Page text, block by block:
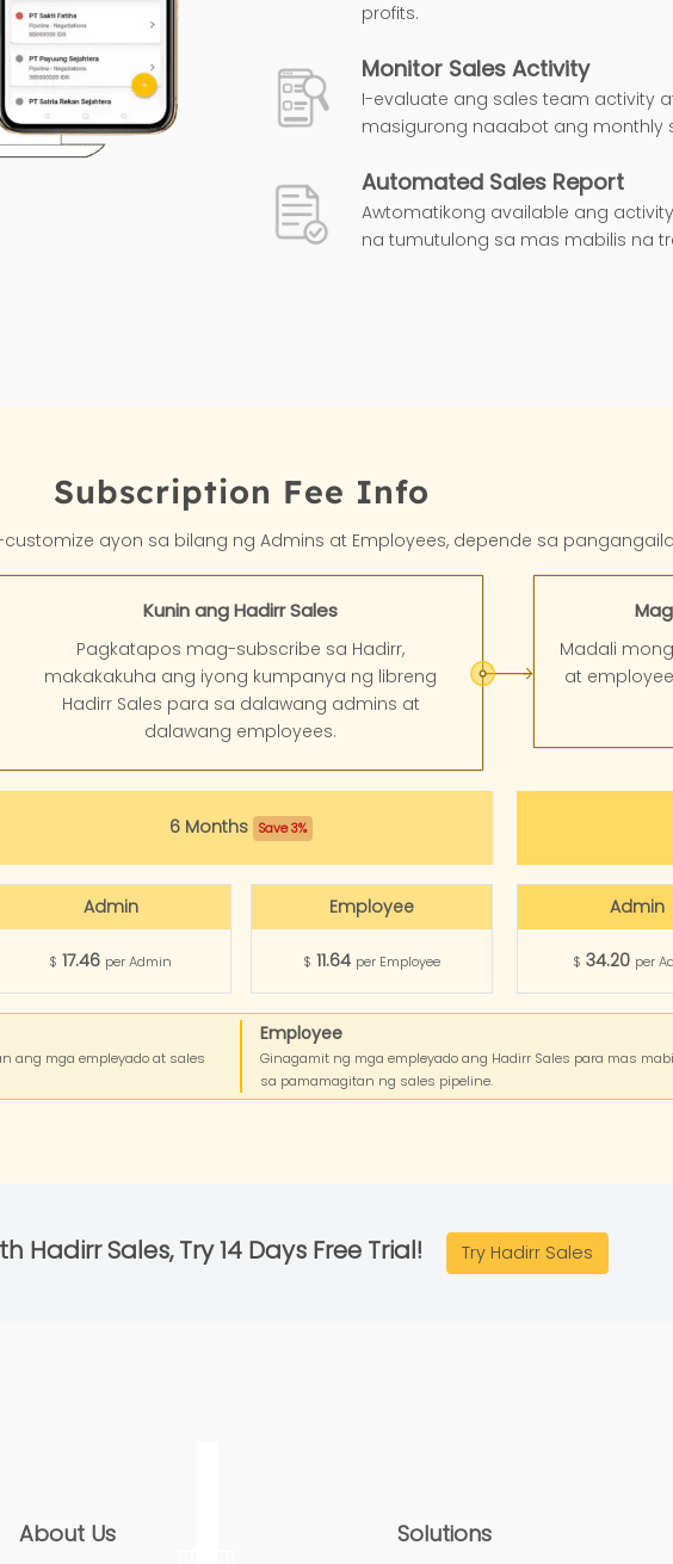
profits.
Monitor Sales Activity
I-evaluate ang sales team activity
masigurong naaabot ang monthly
Automated Sales Report
Awtomatikong available ang
na tumutulong sa mas mabilis na
Subscription Fee Info
ayon sa bilang ng Admins at Employees, depende sa
Kunin ang Hadirr Sales
Pagkatapos mag-subscribe sa Hadirr,
makakakuha ang iyong kumpanya ng libreng
Hadirr Sales para sa dalawang admins at
dalawang employees.
Madali
at
6 Months Save 3%
Admin
$ 17.46 per Admin
Employee
$ 11.64 per Employee
Admin
$ 34.20 per
ang mga empleyado at sales
Employee
Ginagamit ng mga empleyado ang Hadirr Sales para mas
sa pamamagitan ng sales pipeline.
Hadirr Sales, Try 14 Days Free Trial! Try Hadirr Sales
About Us Solutions